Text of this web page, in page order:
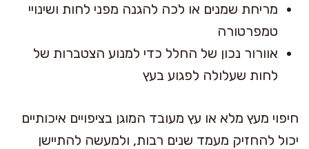
מריחת שמנים או לכה להגנה מפני לחות ושינויי
טמפרטורה
אוורור נכון של החלל כדי למנוע הצטברות של
לחות שעלולה לפגוע בעץ
חיפוי מעץ מלא או עץ מעובד המוגן בציפויים איכותיים
יכול להחזיק מעמד שנים רבות, ולמעשה להתיישן